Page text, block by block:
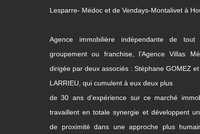
Lesparre- Médoc et de Vendays-Montalivet à
Agence immobilière indépendante de tout
groupement ou franchise, l’Agence Villas
dirigée par deux associés : Stéphane GOMEZ
LARRIEU, qui cumulent à eux deux plus
de 30 ans d’expérience sur ce marché
travaillent en totale synergie et développent
de proximité dans une approche plus